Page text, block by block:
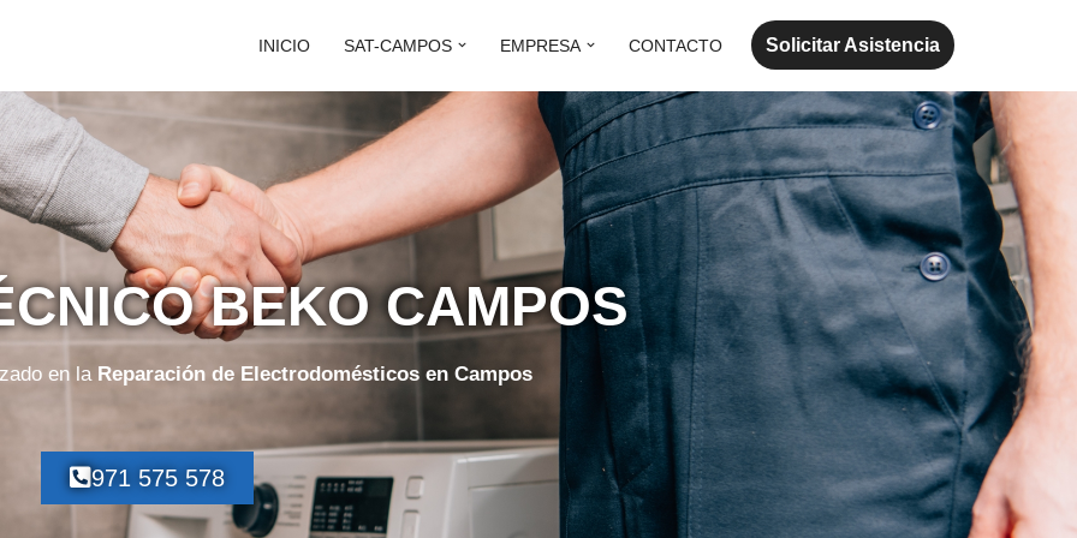
INICIO SAT-CAMPOS EMPRESA CONTACTO Solicitar Asistencia
BEKO CAMPOS
en la Reparación de Electrodomésticos en Campos
971 575 578